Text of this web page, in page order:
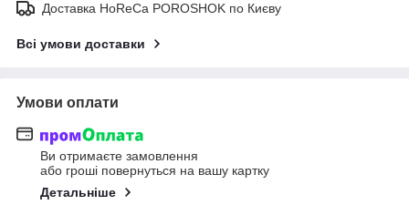
Доставка HoReCa POROSHOK по Києву
Всі умови доставки
Умови оплати
Ви отримаєте замовлення
або гроші повернуться на вашу картку
Детальніше